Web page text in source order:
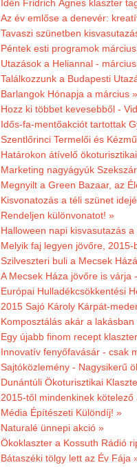
Idén Fridrich Ágnes klaszter
Az év emlőse a denevér:
Tavaszi szünetben
Péntek esti programok
Utazások a Heliannal -
Találkozzunk a Budapesti
Barlangok Hónapja a március »
Hozz ki többet kevesebből -
Idős-fa-mentőakciót tartottak
Szentlőrinci Termelői és
Határokon átívelő
Marketing nagyágyúk
Megnyilt a Green Bazaar, az
Kisvonatozás a téli szünet
Rendeljen különvonatot! »
Halloween napi kisvasutazás
Melyik faj legyen jövőre,
Szilveszteri buli a Mecsek
A Mecsek Háza jövőre is várja
Európai Hulladékcsökkentési
2015 Sajó Károly Kárpát-
Komposztálás akár a lakásban
Egy újabb finom recept
Innovatív fenyőfavásár - csak
Sajtóközlemény - Nagysikerű
Dunántúli Ökoturisztikai
2015-től mindenkinek
Média Építészeti Különdíj! »
Naturalé ünnepi akció »
Ökoklaszter a Kossuth Rádió
Bátaszéki tölgy lett az Év Fája